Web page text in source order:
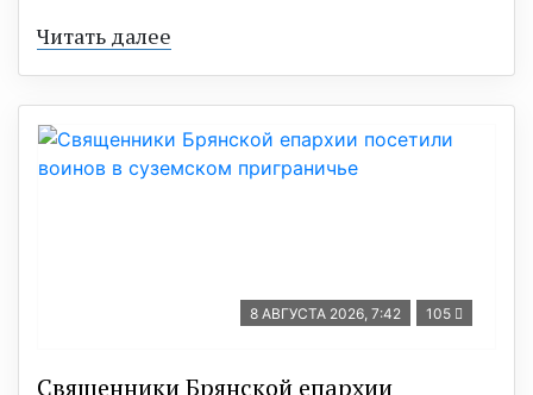
Читать далее
8 АВГУСТА 2026, 7:42 105
Священники Брянской епархии